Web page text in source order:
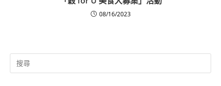
08/16/2023
Search
for: